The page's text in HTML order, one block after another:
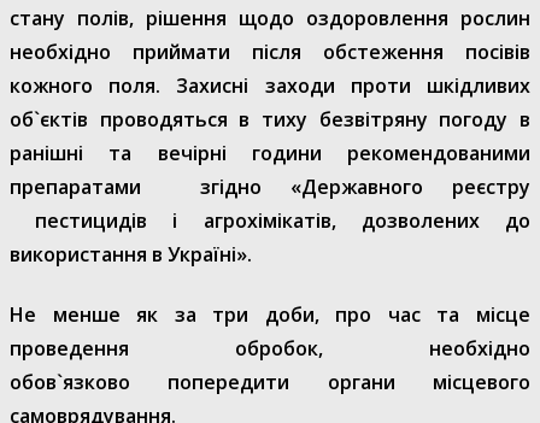
стану полів, рішення щодо оздоровлення рослин
необхідно приймати після обстеження посівів
кожного поля. Захисні заходи проти шкідливих
об`єктів проводяться в тиху безвітряну погоду в
ранішні та вечірні години рекомендованими
препаратами згідно «Державного реєстру
пестицидів і агрохімікатів, дозволених до
використання в Україні».
Не менше як за три доби, про час та місце
проведення обробок, необхідно
обов`язково
попередити
органи місцевого
самоврядування.